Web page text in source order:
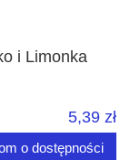
i Limonka
5,39 zł
o dostępności